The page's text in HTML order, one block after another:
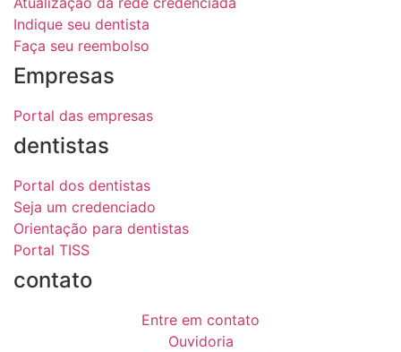
Indique seu dentista
Faça seu reembolso
Empresas
Portal das empresas
dentistas
Portal dos dentistas
Seja um credenciado
Orientação para dentistas
Portal TISS
contato
Entre em contato
Ouvidoria